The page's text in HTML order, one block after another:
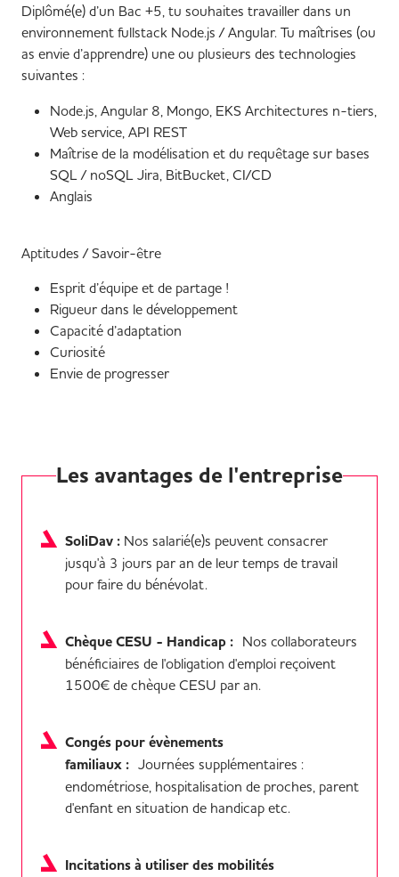
Diplômé(e) d’un Bac +5, tu souhaites travailler dans un
environnement fullstack Node.js / Angular. Tu maîtrises (ou
as envie d’apprendre) une ou plusieurs des technologies
suivantes :
Node.js, Angular 8, Mongo, EKS Architectures n-tiers,
Web service, API REST
Maîtrise de la modélisation et du requêtage sur bases
SQL / noSQL Jira, BitBucket, CI/CD
Anglais
Aptitudes / Savoir-être
Esprit d’équipe et de partage !
Rigueur dans le développement
Capacité d’adaptation
Curiosité
Envie de progresser
Les avantages de l'entreprise
SoliDav : Nos salarié(e)s peuvent consacrer
jusqu'à 3 jours par an de leur temps de travail
pour faire du bénévolat.
Chèque CESU - Handicap : Nos collaborateurs
bénéficiaires de l'obligation d'emploi reçoivent
1500€ de chèque CESU par an.
Congés pour évènements
familiaux : Journées supplémentaires :
endométriose, hospitalisation de proches, parent
d'enfant en situation de handicap etc.
Incitations à utiliser des mobilités